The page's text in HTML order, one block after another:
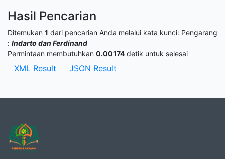
Hasil Pencarian
Ditemukan 1 dari pencarian Anda melalui kata kunci: Pengarang
: Indarto dan Ferdinand
Permintaan membutuhkan 0.00174 detik untuk selesai
XML Result JSON Result